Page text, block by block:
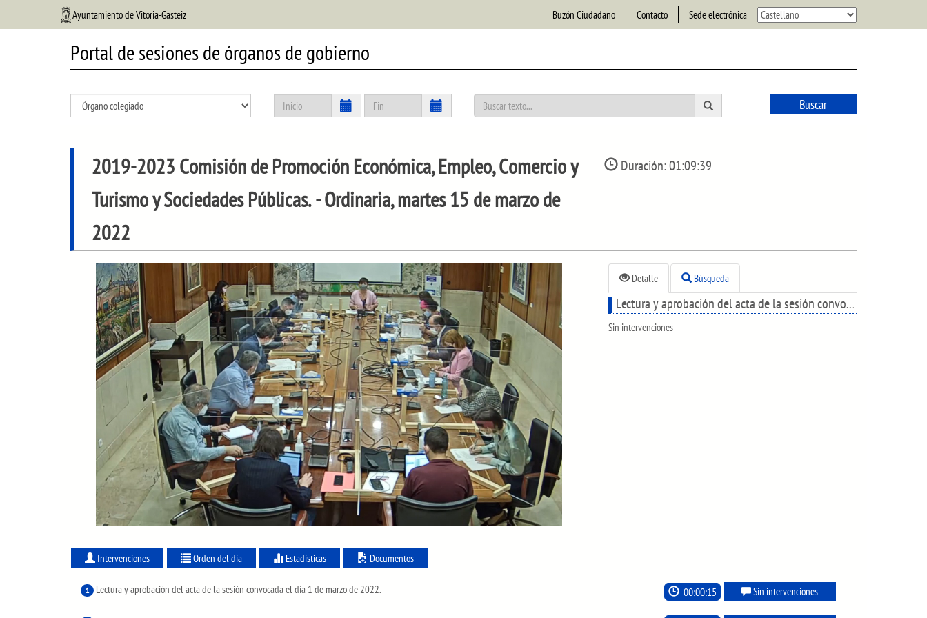
Ayuntamiento de Vitoria-Gasteiz Buzón Ciudadano Contacto Sede electrónica
Portal de sesiones de órganos de gobierno
Buscar
2019-2023 Comisión de Promoción Económica, Empleo, Comercio y
Turismo y Sociedades Públicas.- Ordinaria, martes 15 de marzo de
2022
Duración:01:09:39
Detalle Búsqueda
Lectura y aprobación del acta de la sesión convocada el día 1 de marzo de 2022.
Sin intervenciones
Intervenciones Orden del día Estadísticas Documentos
1 Lectura y aprobación del acta de la sesión convocada el día 1 de marzo de 2022. 00:00:15 Sin intervenciones